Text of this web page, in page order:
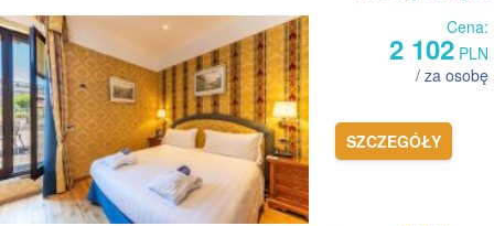
Cena:
2 102 PLN
/ za osobę
SZCZEGÓŁY